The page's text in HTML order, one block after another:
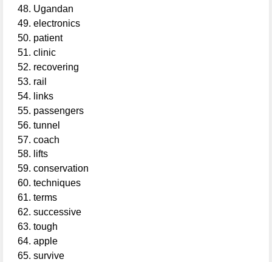
Ugandan
electronics
patient
clinic
recovering
rail
links
passengers
tunnel
coach
lifts
conservation
techniques
terms
successive
tough
apple
survive